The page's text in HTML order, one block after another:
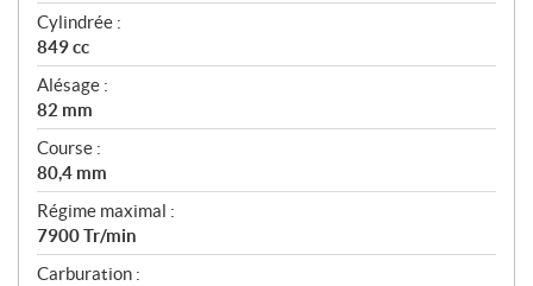
Cylindrée :
849 cc
Alésage :
82 mm
Course :
80,4 mm
Régime maximal :
7900 Tr/min
Carburation :